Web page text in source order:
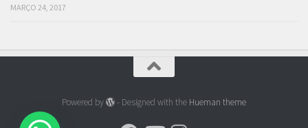
MARÇO 24, 2017
Powered by - Designed with the Hueman theme